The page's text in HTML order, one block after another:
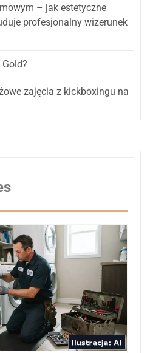
– jak estetyczne
profesjonalny wizerunek
zajęcia z kickboxingu na